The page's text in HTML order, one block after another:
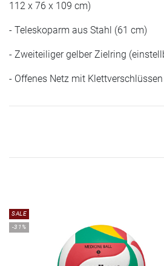
112 x 76 x 109 cm)
- Teleskoparm aus Stahl (61 cm)
- Zweiteiliger gelber Zielring
- Offenes Netz mit
SALE
-31%